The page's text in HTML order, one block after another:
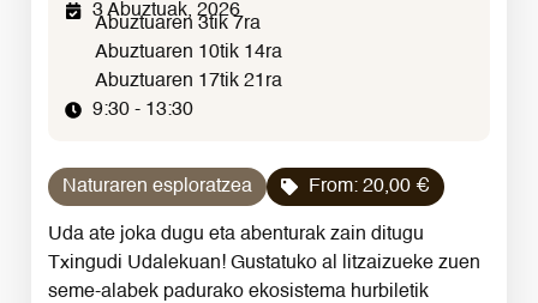
3 Abuztuak, 2026
Abuztuaren 3tik 7ra
Abuztuaren 10tik 14ra
Abuztuaren 17tik 21ra
9:30 - 13:30
Naturaren esploratzea From: 20,00 €
Uda ate joka dugu eta abenturak zain ditugu
Txingudi Udalekuan! Gustatuko al litzaizueke zuen
seme-alabek padurako ekosistema hurbiletik